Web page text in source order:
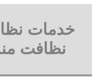
خدمات
نظافت